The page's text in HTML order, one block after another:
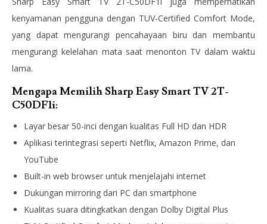
kenyamanan pengguna dengan TUV-Certified Comfort Mode,
yang dapat mengurangi pencahayaan biru dan membantu
mengurangi kelelahan mata saat menonton TV dalam waktu
lama.
Mengapa Memilih Sharp Easy Smart TV 2T-
C50DF1i:
Layar besar 50-inci dengan kualitas Full HD dan HDR
Aplikasi terintegrasi seperti Netflix, Amazon Prime, dan
YouTube
Built-in web browser untuk menjelajahi internet
Dukungan mirroring dari PC dan smartphone
Kualitas suara ditingkatkan dengan Dolby Digital Plus